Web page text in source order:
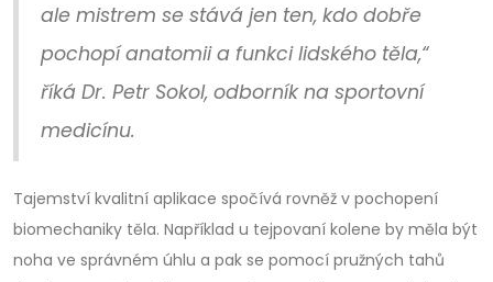
ale mistrem se stává jen ten, kdo dobře
pochopí anatomii a funkci lidského těla,“
říká Dr. Petr Sokol, odborník na sportovní
medicínu.
Tajemství kvalitní aplikace spočívá rovněž v pochopení
biomechaniky těla. Například u tejpovaní kolene by měla být
noha ve správném úhlu a pak se pomocí pružných tahů